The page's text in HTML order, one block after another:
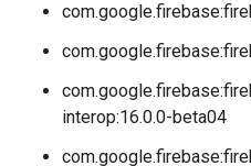
interop:16.0.0-beta04